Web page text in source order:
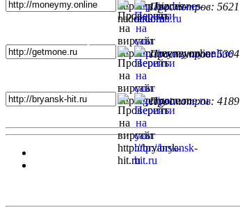
Просмотров: 5621
Просмотров: 5304
Просмотров: 4189